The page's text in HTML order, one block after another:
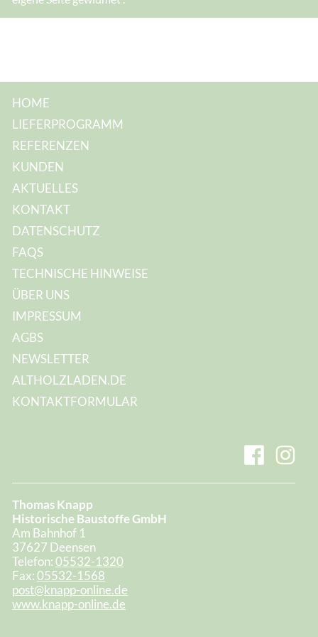
HOME
LIEFERPROGRAMM
REFERENZEN
KUNDEN
AKTUELLES
KONTAKT
DATENSCHUTZ
FAQS
TECHNISCHE HINWEISE
ÜBER UNS
IMPRESSUM
AGBS
NEWSLETTER
ALTHOLZLADEN.DE
KONTAKTFORMULAR
Thomas Knapp
Historische Baustoffe GmbH
Am Bahnhof 1
37627 Deensen
Telefon:05532-1320
Fax:05532-1568
post@knapp-online.de
www.knapp-online.de